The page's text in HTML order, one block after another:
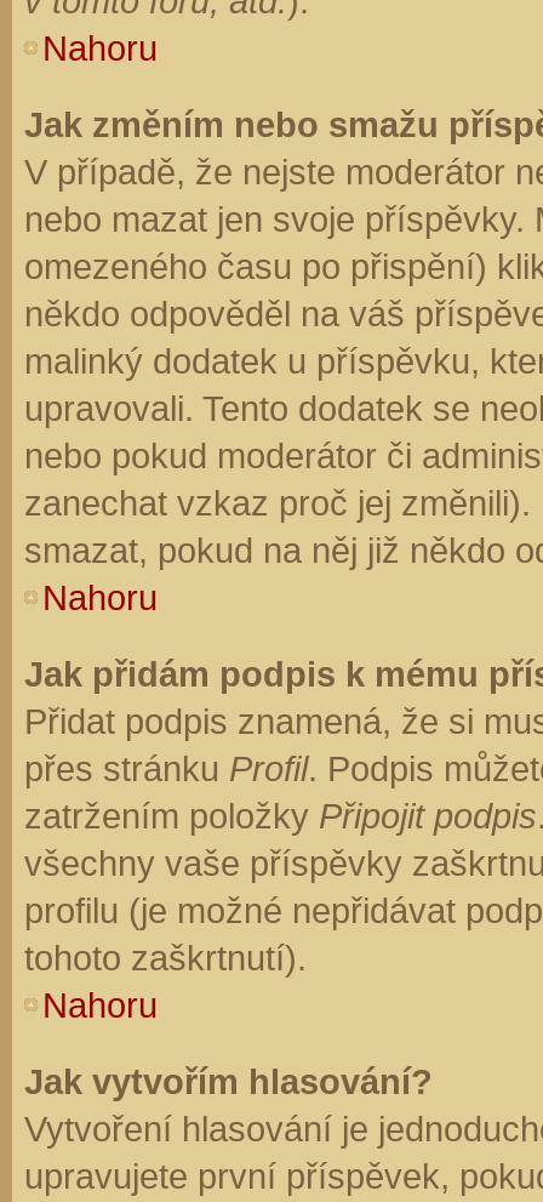
Nahoru
Jak změním nebo smažu
V případě, že nejste moderátor
nebo mazat jen svoje
omezeného času po přispění)
někdo odpověděl na váš
malinký dodatek u příspěvku,
upravovali. Tento dodatek se
nebo pokud moderátor či
zanechat vzkaz proč jej
smazat, pokud na něj již někdo
Nahoru
Jak přidám podpis k mému
Přidat podpis znamená, že si
přes stránku Profil. Podpis
zatržením položky Připojit podpis
všechny vaše příspěvky
profilu (je možné nepřidávat
tohoto zaškrtnutí).
Nahoru
Jak vytvořím hlasování?
Vytvoření hlasování je
upravujete první příspěvek,